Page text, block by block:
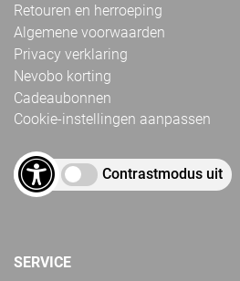
Retouren en herroeping
Algemene voorwaarden
Privacy verklaring
Nevobo korting
Cadeaubonnen
Cookie-instellingen aanpassen
Contrastmodus uit
SERVICE